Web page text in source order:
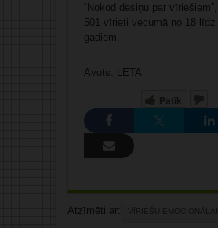
“Nokod desiņu par
501 vīrieti vecumā no 18 līdz
gadiem.
Avots: LETA
Patīk
Atzīmēti ar: VĪRIEŠU